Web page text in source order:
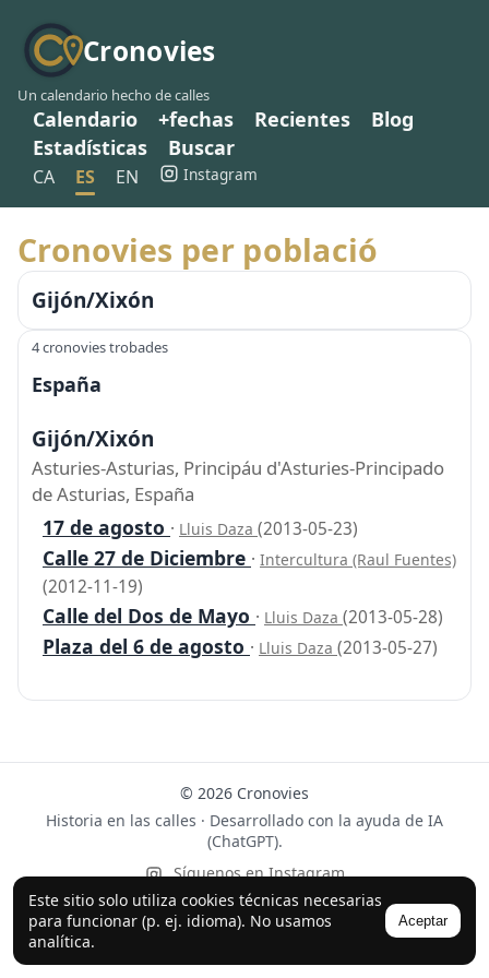
Cronovies
Un calendario hecho de calles
Calendario +fechas Recientes
Blog
Estadísticas
Buscar
CA ES EN Instagram
Este sitio solo utiliza cookies técnicas necesarias
para funcionar (p. ej. idioma). No usamos
analítica.
Aceptar
Cronovies per població
Gijón/Xixón
4 cronovies trobades
España
Gijón/Xixón
Asturies-Asturias, Principáu d'Asturies-Principado
de Asturias, España
17 de agosto · Lluis Daza (2013-05-23)
Calle 27 de Diciembre · Intercultura (Raul Fuentes)
(2012-11-19)
Calle del Dos de Mayo · Lluis Daza (2013-05-28)
Plaza del 6 de agosto · Lluis Daza (2013-05-27)
© 2026 Cronovies
Historia en las calles · Desarrollado con la ayuda de IA
(ChatGPT).
Síguenos en Instagram